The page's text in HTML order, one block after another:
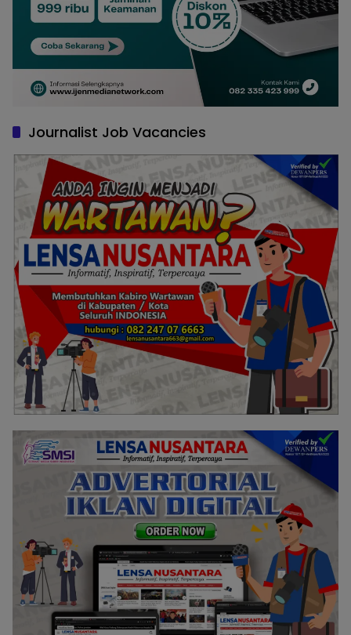
Journalist Job Vacancies